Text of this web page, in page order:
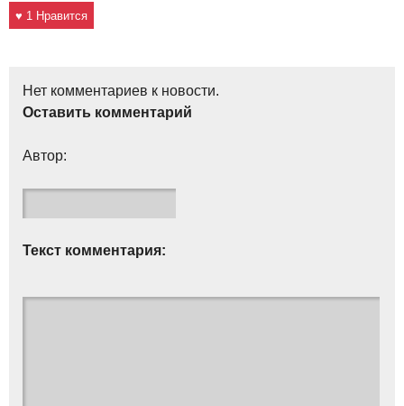
♥ 1 Нравится
Нет комментариев к новости.
Оставить комментарий
Автор:
Текст комментария: